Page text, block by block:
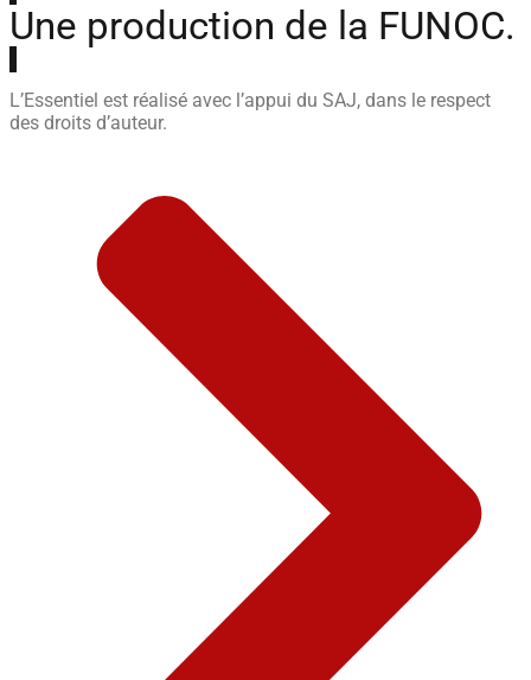
Une production de la FUNOC.
L’Essentiel est réalisé avec l’appui du SAJ, dans le respect
des droits d’auteur.